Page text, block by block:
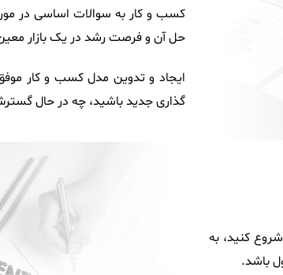
کسب و کار به سوالات اساسی در
حل آن و فرصت رشد در یک بازار
ایجاد و تدوین مدل کسب و کار
گذاری جدید باشید، چه در حال گسترش
کنید، به
باشد.